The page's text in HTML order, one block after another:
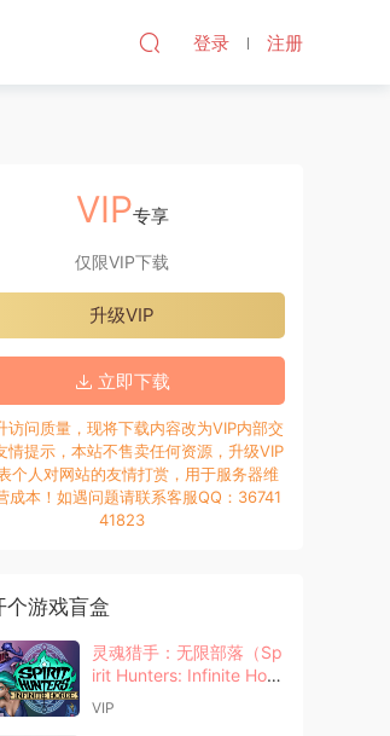
登录 注册
VIP专享
仅限VIP下载
升级VIP
立即下载
访问质量，现将下载内容改为VIP内部交
情提示，本站不售卖任何资源，升级VIP
个人对网站的友情打赏，用于服务器维
成本！如遇问题请联系客服QQ：36741
41823
个游戏盲盒
灵魂猎手：无限部落（Sp
irit Hunters: Infinite Hord
e）中文版
VIP